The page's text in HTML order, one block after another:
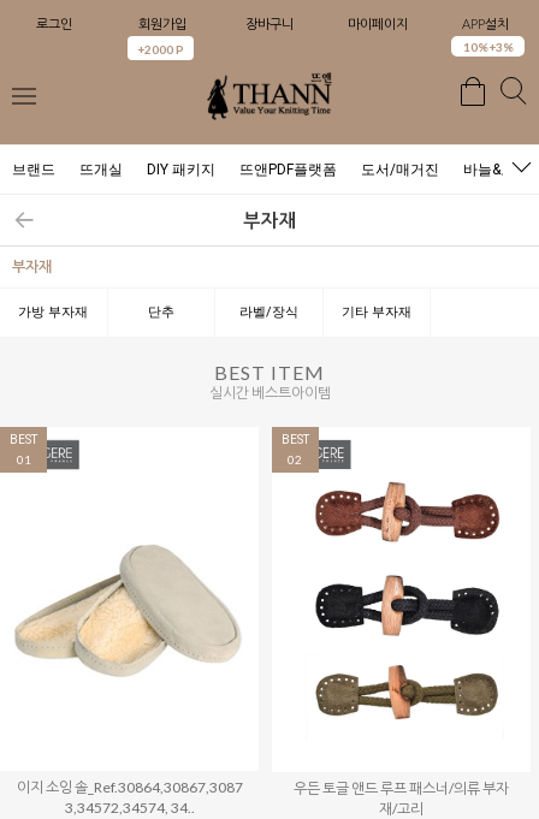
로그인 회원가입
+2000 P
장바구니 마이페이지 APP설치
10%+3%
브랜드 뜨개실 DIY 패키지 뜨앤PDF플랫폼 도서/매거진 바늘&도구
부자재
부자재
가방 부자재 단추 라벨/장식 기타 부자재
BEST ITEM
실시간 베스트아이템
BEST
01
이지 소잉 솔_Ref.30864,30867,3087
3,34572,34574, 34..
BEST
02
우든 토글 앤드 루프 패스너/의류 부자
재/고리